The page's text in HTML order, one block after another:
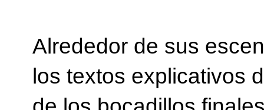
Alrededor de sus
los textos explicativos